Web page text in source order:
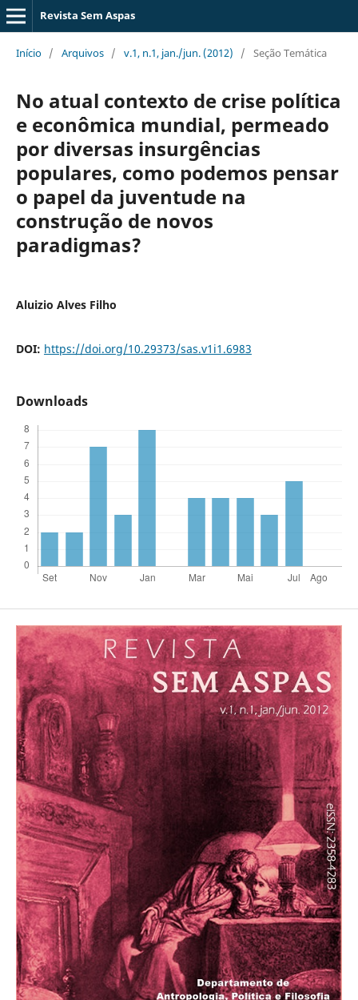
Revista Sem Aspas
Início / Arquivos / v.1, n.1, jan./jun. (2012) / Seção Temática
No atual contexto de crise política
e econômica mundial, permeado
por diversas insurgências
populares, como podemos pensar
o papel da juventude na
construção de novos
paradigmas?
Aluizio Alves Filho
DOI: https://doi.org/10.29373/sas.v1i1.6983
Downloads